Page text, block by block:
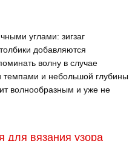
углами: зигзаг
добавляются
волну в случае
темпами и небольшой глубины
волнообразным и уже не
для вязания узора